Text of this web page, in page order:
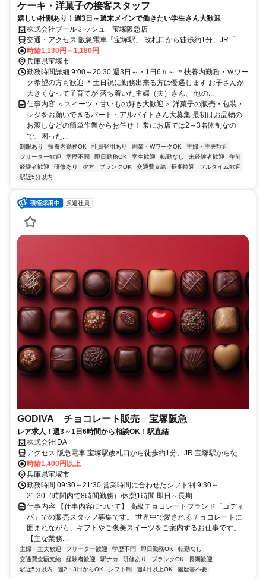
ケーキ・洋菓子の接客スタッフ
嬉しい社割あり！週3日～週末メインで働きたい学生さん大歓迎
株式会社ブールミッシュ 宝塚阪急店
交通・アクセス 阪急電車「宝塚駅」 改札口から徒歩約1分、JR「宝
塚駅」から徒歩約3分
時給1,130円～1,180円
兵庫県宝塚市
勤務時間詳細 9:00～20:30 週3日～・1日6ｈ～ ＊扶養内勤務・Ｗワー
ク希望の方も歓迎 ＊土日祝に勤務出来る方は優遇します お子さんが
大きくなって子育てが 落ち着いた主婦（夫）さん、 他の...
仕事内容 ＜スイーツ・甘いもの好き大歓迎＞ 洋菓子の販売・包装・
レジをお願いできるパート・アルバイトさん大募集 最初はお品物の
お渡しなどの簡単作業からお任せ！ 常にお店では2～3名体制なの
で、困った...
制服あり 扶養内勤務OK 社員登用あり 副業・WワークOK
主婦・主夫歓迎
フリーター歓迎
学歴不問 即日勤務OK 学生歓迎 転勤なし 未経験者歓迎
午前
経験者歓迎
研修あり 夕方 ブランクOK 交通費支給 長期歓迎
フルタイム歓迎
駅近5分以内
派遣社員
GODIVA チョコレート販売 宝塚阪急
レア求人！週3～1日6時間から相談OK！駅直結
株式会社iDA
アクセス 阪急電車 宝塚駅改札口から徒歩約1分、JR 宝塚駅から徒歩
約3分
時給1,400円以上
兵庫県宝塚市
勤務時間 09:30～21:30 営業時間に合わせたシフト制 9:30～
21:30（時間内で8時間勤務）/休憩1時間 即日～長期
仕事内容 【仕事内容について】 高級チョコレートブランド「ゴディ
バ」での販売スタッフ募集です。 世界中で愛されるチョコレートに
囲まれながら、ギフトやご褒美スイーツをご案内するお仕事です。
【主な業務...
主婦・主夫歓迎 フリーター歓迎 学歴不問 即日勤務OK
転勤なし
交通費全額支給
経験者歓迎 駅ナカ 研修あり ブランクOK
長期歓迎
駅近5分以内
週2・3日からOK シフト制 週4日以上OK 履歴書不要